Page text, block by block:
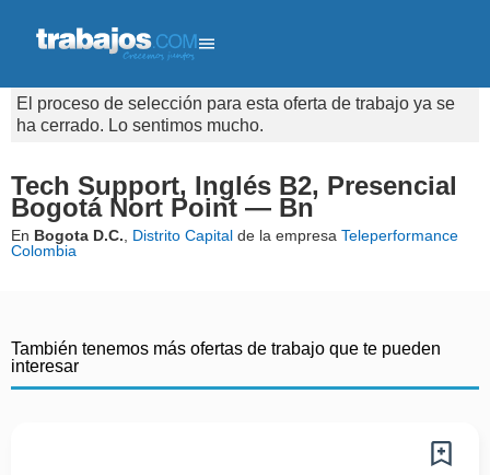
El proceso de selección para esta oferta de trabajo ya se
ha cerrado. Lo sentimos mucho.
Tech Support, Inglés B2, Presencial
Bogotá Nort Point — Bn
En Bogota D.C. Distrito Capital de la empresa Teleperformance
Colombia
También tenemos más ofertas de trabajo que te pueden
interesar